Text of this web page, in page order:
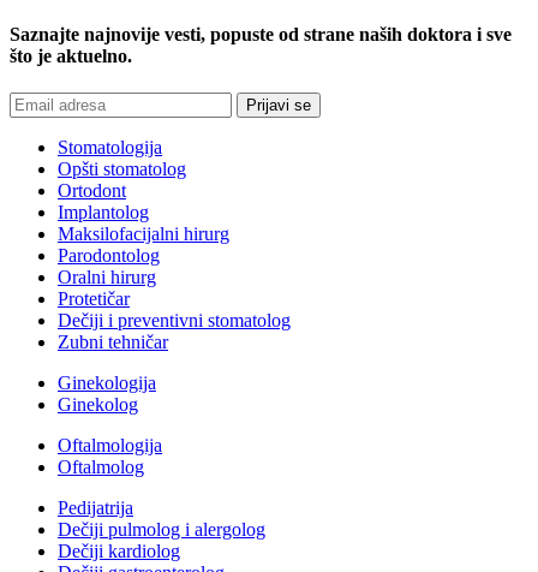
Saznajte najnovije vesti, popuste od strane naših doktora i sve
što je aktuelno.
Stomatologija
Opšti stomatolog
Ortodont
Implantolog
Maksilofacijalni hirurg
Parodontolog
Oralni hirurg
Protetičar
Dečiji i preventivni stomatolog
Zubni tehničar
Ginekologija
Ginekolog
Oftalmologija
Oftalmolog
Pedijatrija
Dečiji pulmolog i alergolog
Dečiji kardiolog